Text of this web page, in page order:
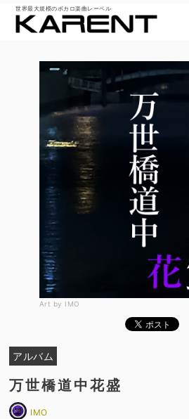
世界最大規模のボカロ楽曲レーベル
Art by IMO
アルバム
万世橋道中花盛
IMO